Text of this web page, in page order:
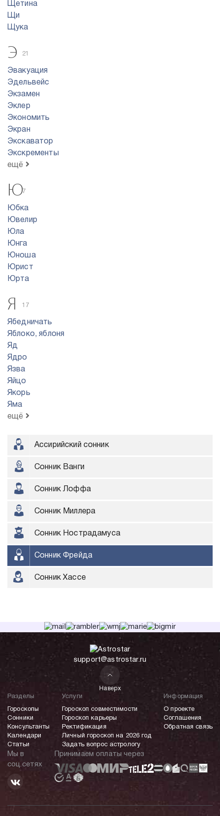
Щетина
Щи
Щука
Э 21
Эвакуация
Эдельвейс
Экзамен
Эклер
Экономить
Экран
Экскаватор
Экскременты
ещё
Ю7
Юбка
Ювелир
Юла
Юнга
Юноша
Юрист
Юрта
Я 17
Ябедничать
Яблоко, яблоня
Яд
Ядро
Язва
Яйцо
Якорь
Яма
ещё
Ассирийский сонник
Сонник Ванги
Сонник Лоффа
Сонник Миллера
Сонник Нострадамуса
Сонник Фрейда
Сонник Хассе
support@astrostar.ru
Наверх
Разделы
Гороскопы
Сонники
Консультанты
Календари
Статьи
Услуги
Гороскоп совместимости
Гороскоп карьеры
Ректификация
Личный гороскоп на 2026 год
Задать вопрос астрологу
Информация
О проекте
Соглашения
Обратная связь
Мы в
соц.сетях
Принимаем оплаты через